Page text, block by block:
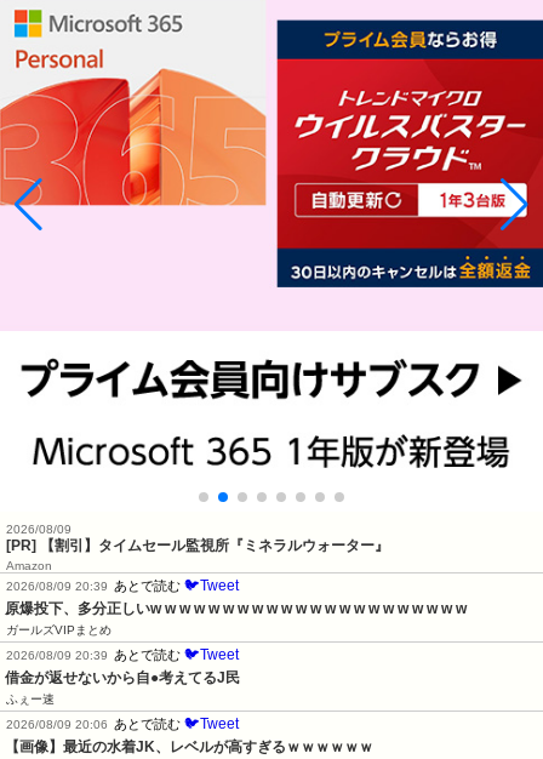
2026/08/09
[PR] 【割引】タイムセール監視所『ミネラルウォーター』
Amazon
2026/08/09 20:39
あとで読む 🐦Tweet
原爆投下、多分正しいw w w w w w w w w w w w w w w w w w w w w w
ガールズVIPまとめ
2026/08/09 20:39
あとで読む 🐦Tweet
借金が返せないから自●考えてるJ民
ふぇー速
2026/08/09 20:06
あとで読む 🐦Tweet
【画像】最近の水着JK、レベルが高すぎるｗｗｗｗｗｗ